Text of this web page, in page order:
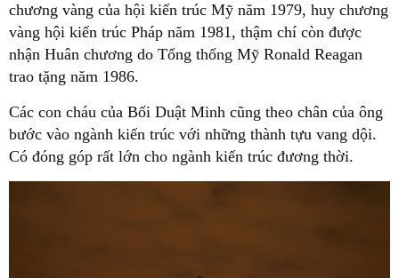
chương vàng của hội kiến trúc Mỹ năm 1979, huy chương
vàng hội kiến trúc Pháp năm 1981, thậm chí còn được
nhận Huân chương do Tổng thống Mỹ Ronald Reagan
trao tặng năm 1986.
Các con cháu của Bối Duật Minh cũng theo chân của ông
bước vào ngành kiến trúc với những thành tựu vang dội.
Có đóng góp rất lớn cho ngành kiến trúc đương thời.